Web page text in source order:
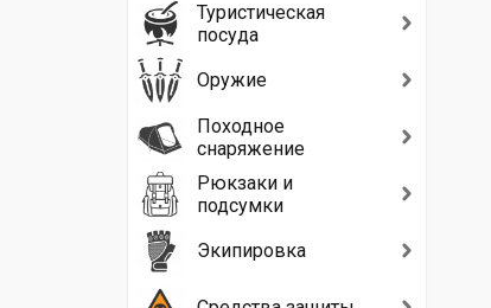
Туристическая
посуда
Оружие
Походное
снаряжение
Рюкзаки и
подсумки
Экипировка